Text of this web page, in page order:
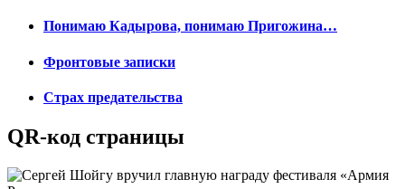
Понимаю Кадырова, понимаю Пригожина…
Фронтовые записки
Страх предательства
QR-код страницы